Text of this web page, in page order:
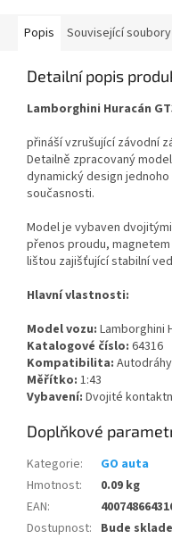
Popis Související soubory
Detailní popis
Lamborghini Huracán
přináší vzrušující závodní
Detailně zpracovaný
dynamický design
současnosti.
Model je vybaven
přenos proudu,
lištou zajišťující stabilní
Hlavní vlastnosti:
Model vozu: Lamborghini
Katalogové číslo: 64316
Kompatibilita:
Měřítko: 1:43
Vybavení: Dvojité
Doplňkové
Kategorie:
GO auta
Hmotnost:
0.09 kg
EAN:
Dostupnost: Bude